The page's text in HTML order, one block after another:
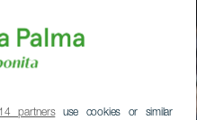
partnersuse cookies or similar